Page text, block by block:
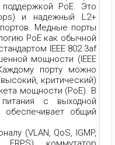
PoE. Это
и надежный L2+
Медные порты
PoE как обычной
IEEE 802.3af
мощности (IEEE
порту можно
критический)
мощности (PoE). В
с выходной
общий
(VLAN, QoS, IGMP,